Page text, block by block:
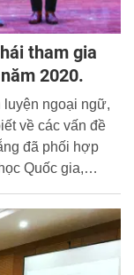
tham gia
2020.
luyện ngoại ngữ,
về các vấn đề
đã phối hợp
Quốc gia,
5/2020 và nhận
đảo sinh viên